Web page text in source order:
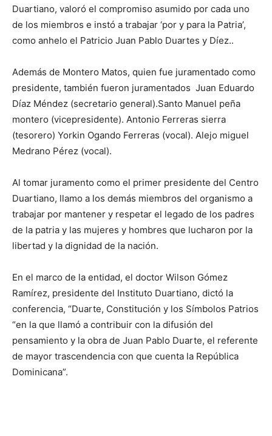
Duartiano, valoró el compromiso asumido por cada uno
de los miembros e instó a trabajar ‘por y para la Patria’,
como anhelo el Patricio Juan Pablo Duartes y Díez..
Además de Montero Matos, quien fue juramentado como
presidente, también fueron juramentados Juan Eduardo
Díaz Méndez (secretario general).Santo Manuel peña
montero (vicepresidente). Antonio Ferreras sierra
(tesorero) Yorkin Ogando Ferreras (vocal). Alejo miguel
Medrano Pérez (vocal).
Al tomar juramento como el primer presidente del Centro
Duartiano, llamo a los demás miembros del organismo a
trabajar por mantener y respetar el legado de los padres
de la patria y las mujeres y hombres que lucharon por la
libertad y la dignidad de la nación.
En el marco de la entidad, el doctor Wilson Gómez
Ramírez, presidente del Instituto Duartiano, dictó la
conferencia, “Duarte, Constitución y los Símbolos Patrios
“en la que llamó a contribuir con la difusión del
pensamiento y la obra de Juan Pablo Duarte, el referente
de mayor trascendencia con que cuenta la República
Dominicana”.